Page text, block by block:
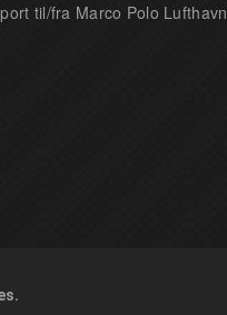
til/fra Marco Polo Lufthavn